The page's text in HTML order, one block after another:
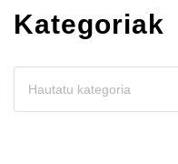
Kategoriak